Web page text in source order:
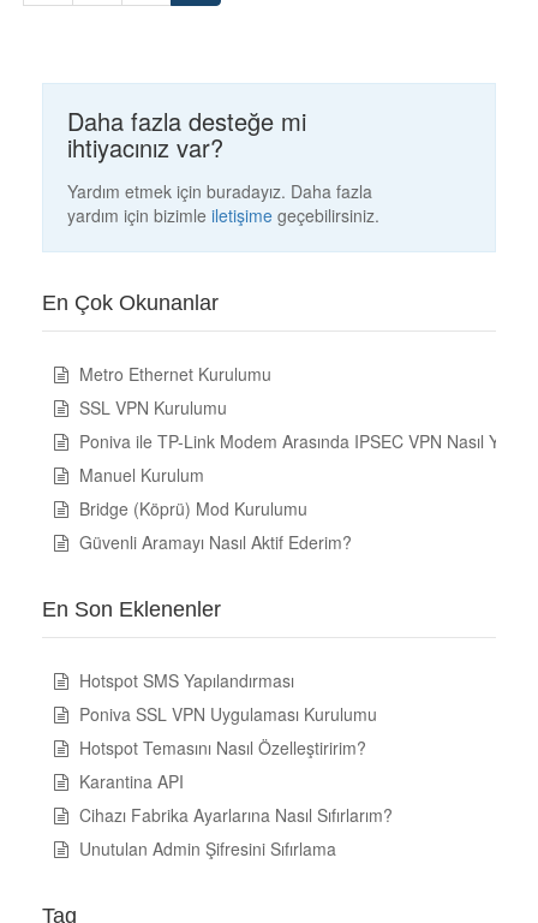
Daha fazla desteğe mi
ihtiyacınız var?
Yardım etmek için buradayız. Daha fazla
yardım için bizimle iletişime geçebilirsiniz.
En Çok Okunanlar
Metro Ethernet Kurulumu
SSL VPN Kurulumu
Poniva ile TP-Link Modem Arasında IPSEC VPN Nasıl
Manuel Kurulum
Bridge (Köprü) Mod Kurulumu
Güvenli Aramayı Nasıl Aktif Ederim?
En Son Eklenenler
Hotspot SMS Yapılandırması
Poniva SSL VPN Uygulaması Kurulumu
Hotspot Temasını Nasıl Özelleştiririm?
Karantina API
Cihazı Fabrika Ayarlarına Nasıl Sıfırlarım?
Unutulan Admin Şifresini Sıfırlama
Tag